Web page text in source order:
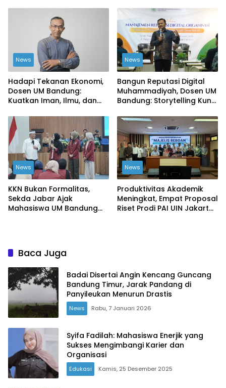
News
Hadapi Tekanan Ekonomi,
Dosen UM Bandung:
Kuatkan Iman, Ilmu, dan
News
Bangun Reputasi Digital
Muhammadiyah, Dosen UM
Bandung: Storytelling Kunci
Publik
News
KKN Bukan Formalitas,
Sekda Jabar Ajak
Mahasiswa UM Bandung
News
Produktivitas Akademik
Meningkat, Empat Proposal
Riset Prodi PAI UIN Jakarta
Baca Juga
Badai Disertai Angin Kencang Guncang
Bandung Timur, Jarak Pandang di
Panyileukan Menurun Drastis
News Rabu, 7 Januari 2026
Syifa Fadilah: Mahasiswa Enerjik yang
Sukses Mengimbangi Karier dan
Organisasi
Edukasi Kamis, 25 Desember 2025